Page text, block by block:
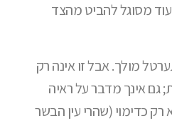
מסוגל להביט מהצד
מולך. אבל זו אינה רק
אינך מדבר על ראיה
כדימוי (שהרי עין הבשר